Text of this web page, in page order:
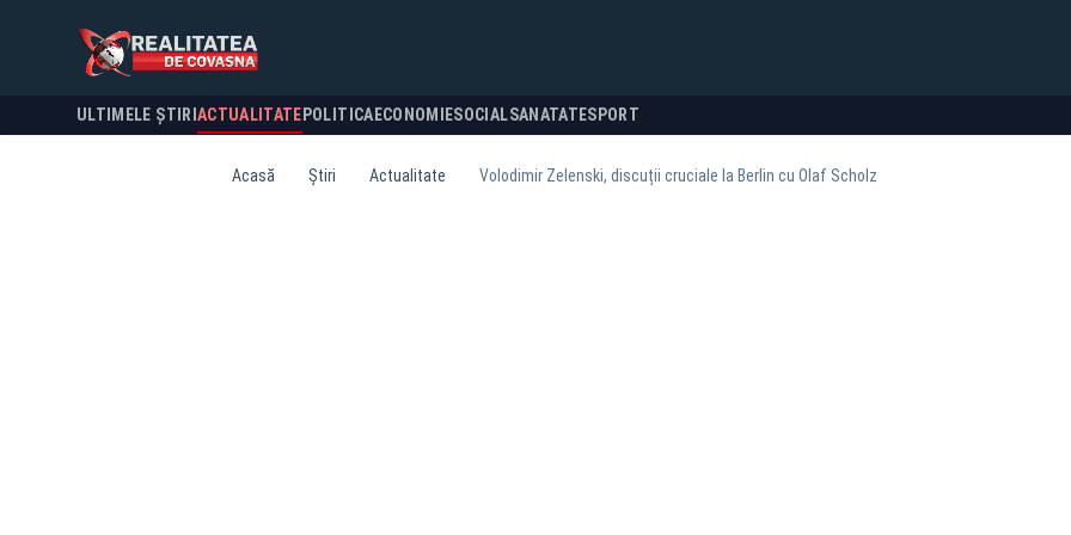
ULTIMELE ȘTIRI ACTUALITATE POLITICA ECONOMIESOCIALSANATATESPORT
Acasă Știri Actualitate Volodimir Zelenski, discuții cruciale la Berlin cu Olaf Scholz